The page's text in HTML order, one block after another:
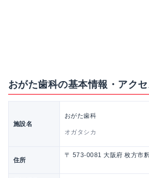
おがた歯科の基本情報・アク
施設名
おがた歯科
オガタシカ
住所
〒 573-0081 大阪府 枚方市